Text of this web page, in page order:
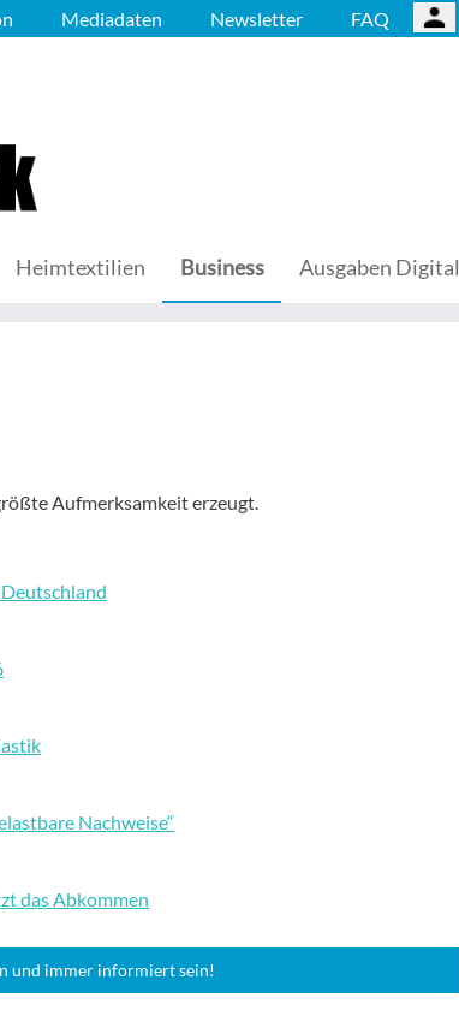
Mediadaten Newsletter FAQ
Heimtextilien Business Ausgaben Digital
Aufmerksamkeit erzeugt.
Nachweise“
das Abkommen
und immer informiert sein!